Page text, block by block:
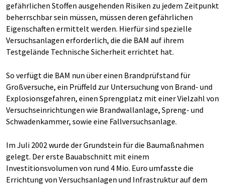
gefährlichen Stoffen ausgehenden Risiken zu jedem Zeitpunkt
beherrschbar sein müssen, müssen deren gefährlichen
Eigenschaften ermittelt werden. Hierfür sind spezielle
Versuchsanlagen erforderlich, die die BAM auf ihrem
Testgelände Technische Sicherheit errichtet hat.
So verfügt die BAM nun über einen Brandprüfstand für
Großversuche, ein Prüffeld zur Untersuchung von Brand- und
Explosionsgefahren, einen Sprengplatz mit einer Vielzahl von
Versuchseinrichtungen wie Brandwallanlage, Spreng- und
Schwadenkammer, sowie eine Fallversuchsanlage.
Im Juli 2002 wurde der Grundstein für die Baumaßnahmen
gelegt. Der erste Bauabschnitt mit einem
Investitionsvolumen von rund 4 Mio. Euro umfasste die
Errichtung von Versuchsanlagen und Infrastruktur auf dem